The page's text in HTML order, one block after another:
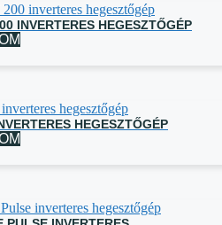
INVERTERES HEGESZTŐGÉP
HEGESZTŐGÉP